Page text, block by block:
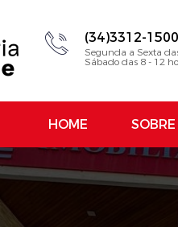
(34)3312-1500
Segunda a Sexta
Sábado das 8 - 12
HOME SOBRE